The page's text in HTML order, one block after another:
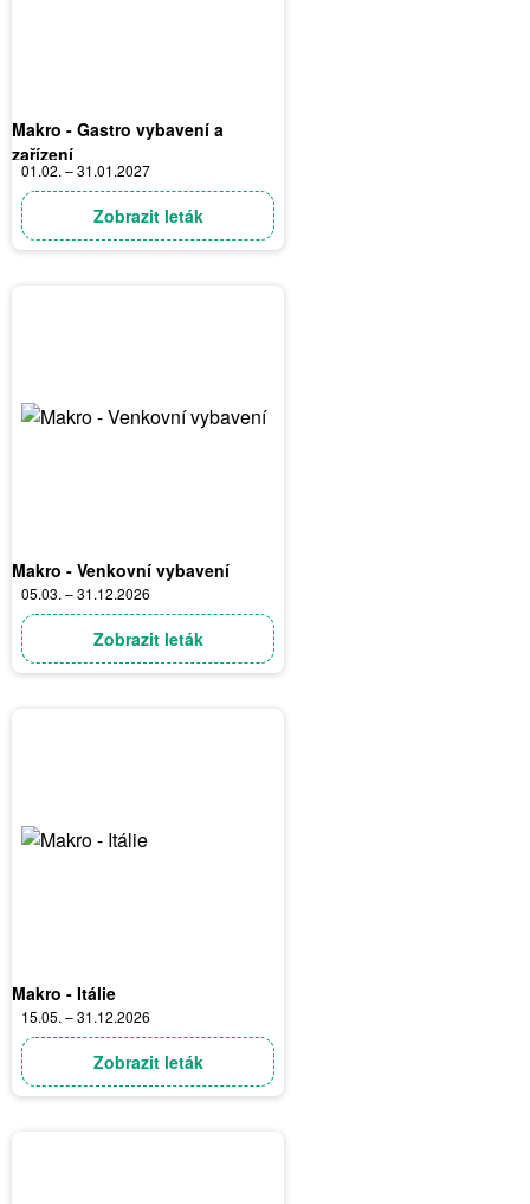
Makro - Gastro vybavení a
zařízení
01.02. – 31.01.2027
Zobrazit leták
Makro - Venkovní vybavení
05.03. – 31.12.2026
Zobrazit leták
Makro - Itálie
15.05. – 31.12.2026
Zobrazit leták